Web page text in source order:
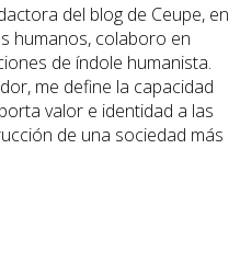
del blog de Ceupe, en
humanos, colaboro en
de índole humanista.
me define la capacidad
valor e identidad a las
de una sociedad más